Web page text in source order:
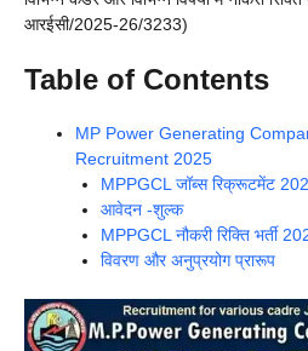
आरईसी/2025-26/3233)
Table of Contents
MP Power Generating
Recruitment 2025
MPPGCL जॉब्स रिक्रूटमेंट
आवेदन -शुल्क
MPPGCL नौकरी रिक्ति भर्ती
विवरण और अनुप्रयोग प्रारूप